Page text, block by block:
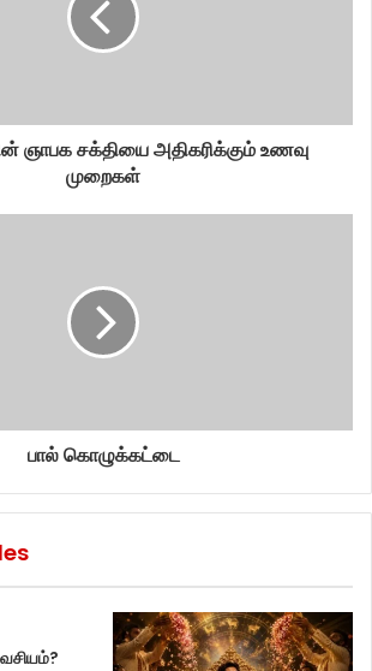
ஞாபக சக்தியை அதிகரிக்கும் உணவு
முறைகள்
பால் கொழுக்கட்டை